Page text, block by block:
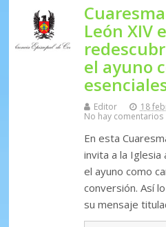
León XIV
el ayuno
Editor 18
No hay comentarios
En esta
invita a la Iglesia
el ayuno como
conversión. Así
su mensaje